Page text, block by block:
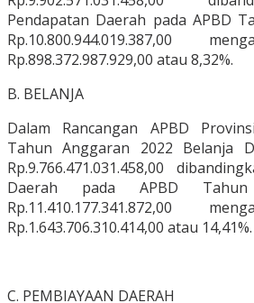
Pendapatan Daerah pada APBD
Rp.10.800.944.019.387,00
Rp.898.372.987.929,00 atau 8,32%.
B. BELANJA
Dalam Rancangan APBD
Tahun Anggaran 2022 Belanja
Rp.9.766.471.031.458,00
Daerah pada APBD
Rp.11.410.177.341.872,00
Rp.1.643.706.310.414,00 atau 14,41%.
C. PEMBIAYAAN DAERAH